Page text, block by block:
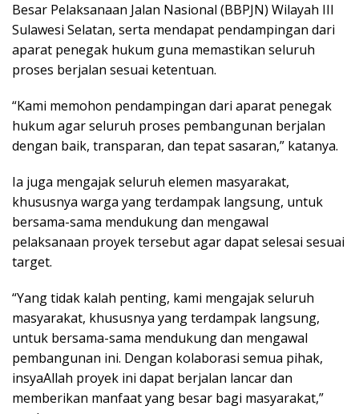
Besar Pelaksanaan Jalan Nasional (BBPJN) Wilayah III
Sulawesi Selatan, serta mendapat pendampingan dari
aparat penegak hukum guna memastikan seluruh
proses berjalan sesuai ketentuan.
“Kami memohon pendampingan dari aparat penegak
hukum agar seluruh proses pembangunan berjalan
dengan baik, transparan, dan tepat sasaran,” katanya.
Ia juga mengajak seluruh elemen masyarakat,
khususnya warga yang terdampak langsung, untuk
bersama-sama mendukung dan mengawal
pelaksanaan proyek tersebut agar dapat selesai sesuai
target.
“Yang tidak kalah penting, kami mengajak seluruh
masyarakat, khususnya yang terdampak langsung,
untuk bersama-sama mendukung dan mengawal
pembangunan ini. Dengan kolaborasi semua pihak,
insyaAllah proyek ini dapat berjalan lancar dan
memberikan manfaat yang besar bagi masyarakat,”